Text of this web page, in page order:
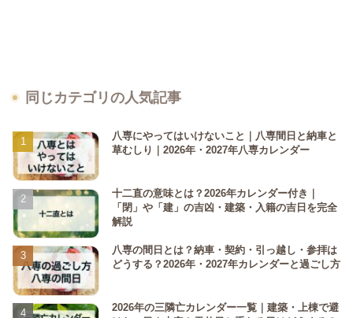
同じカテゴリの人気記事
八専にやってはいけないこと｜八専間日と納車と
草むしり｜2026年・2027年八専カレンダー
十二直の意味とは？2026年カレンダー付き｜
「閉」や「建」の吉凶・建築・入籍の吉日を完全
解説
八専の間日とは？納車・契約・引っ越し・参拝は
どうする？2026年・2027年カレンダーと過ごし方
2026年の三隣亡カレンダー一覧｜建築・上棟で避